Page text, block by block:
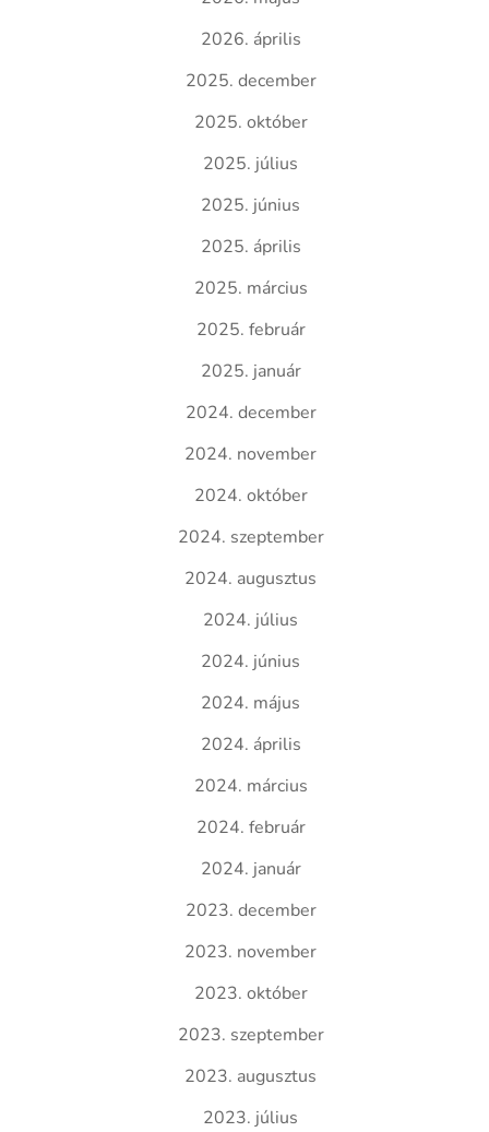
2026. április
2025. december
2025. október
2025. július
2025. június
2025. április
2025. március
2025. február
2025. január
2024. december
2024. november
2024. október
2024. szeptember
2024. augusztus
2024. július
2024. június
2024. május
2024. április
2024. március
2024. február
2024. január
2023. december
2023. november
2023. október
2023. szeptember
2023. augusztus
2023. július